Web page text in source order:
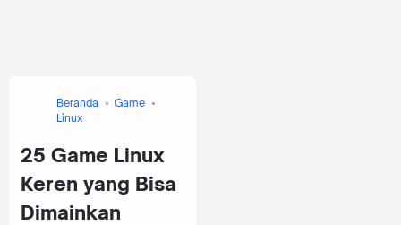
Beranda
Game
Linux
25 Game Linux
Keren yang Bisa
Dimainkan